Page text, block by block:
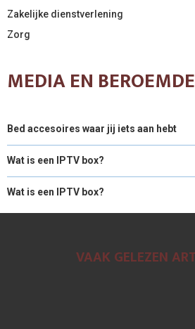
Zakelijke dienstverlening
Zorg
MEDIA EN
Bed accesoires waar jij iets aan hebt
Wat is een IPTV box?
Wat is een IPTV box?
VAAK GELEZEN